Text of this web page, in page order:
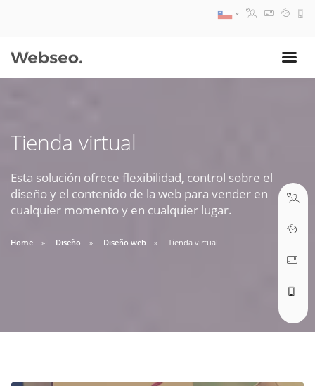
Tienda virtual
Esta solución ofrece flexibilidad, control sobre el
diseño y el contenido de la web para vender en
cualquier momento y en cualquier lugar.
Home Diseño Diseño web Tienda virtual
09:30 AM A 18:30 PM
soporte@webseo.cl
ABRIR TICKET